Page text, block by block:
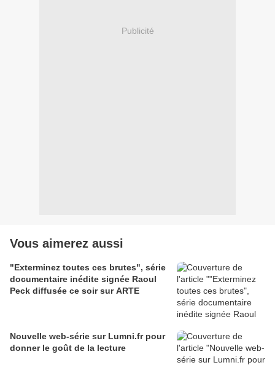
Publicité
Vous aimerez aussi
"Exterminez toutes ces brutes", série
documentaire inédite signée Raoul
Peck diffusée ce soir sur ARTE
Nouvelle web-série sur Lumni.fr pour
donner le goût de la lecture